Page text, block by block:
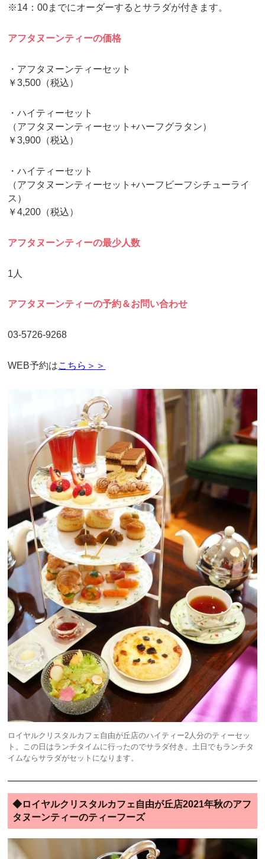
※14：00までにオーダーするとサラダが付きます。
アフタヌーンティーの価格
・アフタヌーンティーセット
￥3,500（税込）
・ハイティーセット
（アフタヌーンティーセット+ハーフグラタン）
￥3,900（税込）
・ハイティーセット
（アフタヌーンティーセット+ハーフビーフシチューライ
ス）
￥4,200（税込）
アフタヌーンティーの最少人数
1人
アフタヌーンティーの予約＆お問い合わせ
03-5726-9268
WEB予約はこちら＞＞
ロイヤルクリスタルカフェ自由が丘店のハイティー2人分のティーセッ
ト。この日はランチタイムに行ったのでサラダ付き。土日でもランチタ
イムならサラダがセットになります。
◆ロイヤルクリスタルカフェ自由が丘店2021年秋のアフ
タヌーンティーのティーフーズ